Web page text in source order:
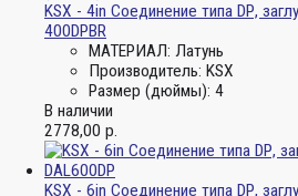
KSX - 4in Соединение типа DР,
400DPBR
МАТЕРИАЛ: Латунь
Производитель: KSX
Размер (дюймы): 4
В наличии
2778,00 р.
KSX - 6in Соединение типа DР,